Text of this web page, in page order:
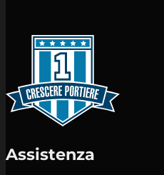
Assistenza